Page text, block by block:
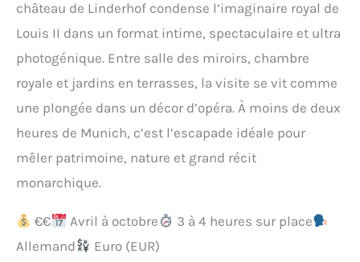
château de Linderhof condense l’imaginaire royal de
Louis II dans un format intime, spectaculaire et ultra
photogénique. Entre salle des miroirs, chambre
royale et jardins en terrasses, la visite se vit comme
une plongée dans un décor d’opéra. À moins de deux
heures de Munich, c’est l’escapade idéale pour
mêler patrimoine, nature et grand récit
monarchique.
€€ Avril à octobre
3 à 4 heures sur place
Allemand
Euro (EUR)